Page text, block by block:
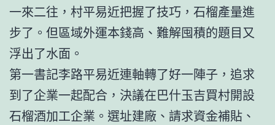
一來二往，村平易近把握了技巧，石榴產量進
步了。但區域外運本錢高、難解囤積的題目又
浮出了水面。
第一書記李路平易近連軸轉了好一陣子，追求
到了企業一起配合，決議在巴什玉吉買村開設
石榴酒加工企業。選址建廠、請求資金補貼、